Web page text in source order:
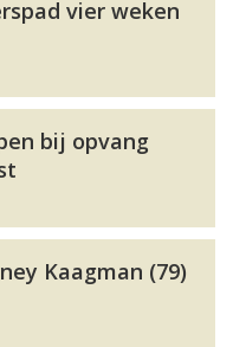
vier weken
bij opvang
Kaagman (79)